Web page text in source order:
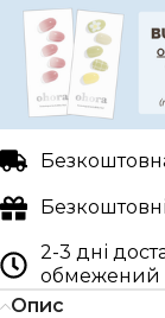
2-3 дні
обмежений
Опис